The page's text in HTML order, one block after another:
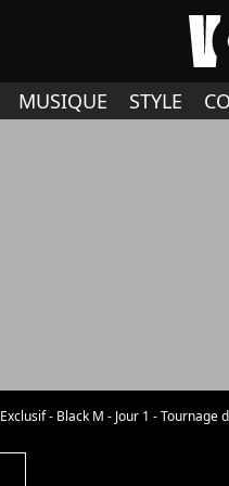
MUSIQUE STYLE
Exclusif - Black M - Jour 1 - Tournage de l'émission